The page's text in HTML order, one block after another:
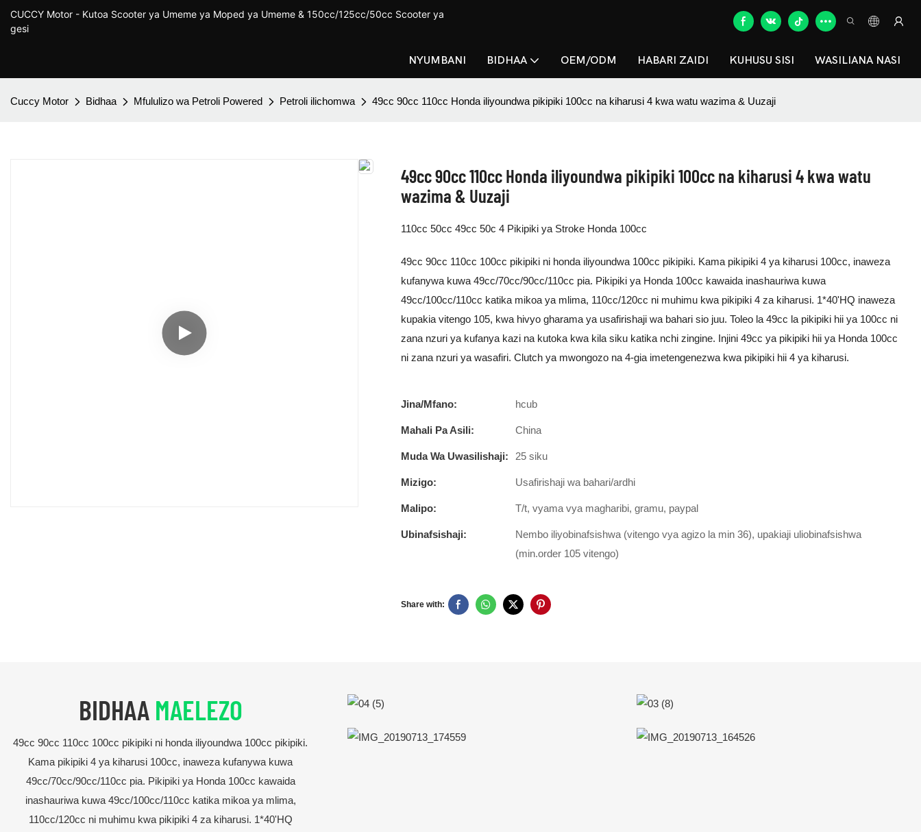
CUCCY Motor - Kutoa Scooter ya Umeme ya Moped ya Umeme & 150cc/125cc/50cc Scooter ya
gesi
NYUMBANI BIDHAA OEM/ODM HABARI ZAIDI KUHUSU SISI WASILIANA NASI
Cuccy Motor Bidhaa Mfululizo wa Petroli Powered Petroli ilichomwa 49cc 90cc 110cc Honda iliyoundwa pikipiki 100cc na kiharusi 4 kwa watu wazima & Uuzaji
49cc 90cc 110cc Honda iliyoundwa pikipiki 100cc na kiharusi 4 kwa watu
wazima & Uuzaji
110cc 50cc 49cc 50c 4 Pikipiki ya Stroke Honda 100cc
49cc 90cc 110cc 100cc pikipiki ni honda iliyoundwa 100cc pikipiki. Kama pikipiki 4 ya kiharusi 100cc, inaweza
kufanywa kuwa 49cc/70cc/90cc/110cc pia. Pikipiki ya Honda 100cc kawaida inashauriwa kuwa
49cc/100cc/110cc katika mikoa ya mlima, 110cc/120cc ni muhimu kwa pikipiki 4 za kiharusi. 1*40'HQ inaweza
kupakia vitengo 105, kwa hivyo gharama ya usafirishaji wa bahari sio juu. Toleo la 49cc la pikipiki hii ya 100cc ni
zana nzuri ya kufanya kazi na kutoka kwa kila siku katika nchi zingine. Injini 49cc ya pikipiki hii ya Honda 100cc
ni zana nzuri ya wasafiri. Clutch ya mwongozo na 4-gia imetengenezwa kwa pikipiki hii 4 ya kiharusi.
Jina/Mfano: hcub
Mahali Pa Asili: China
Muda Wa Uwasilishaji: 25 siku
Mizigo: Usafirishaji wa bahari/ardhi
Malipo: T/t, vyama vya magharibi, gramu, paypal
Ubinafsishaji:
Nembo iliyobinafsishwa (vitengo vya agizo la min 36), upakiaji uliobinafsishwa
(min.order 105 vitengo)
Share with:
BIDHAA MAELEZO
49cc 90cc 110cc 100cc pikipiki ni honda iliyoundwa 100cc pikipiki.
Kama pikipiki 4 ya kiharusi 100cc, inaweza kufanywa kuwa
49cc/70cc/90cc/110cc pia. Pikipiki ya Honda 100cc kawaida
inashauriwa kuwa 49cc/100cc/110cc katika mikoa ya mlima,
110cc/120cc ni muhimu kwa pikipiki 4 za kiharusi. 1*40'HQ